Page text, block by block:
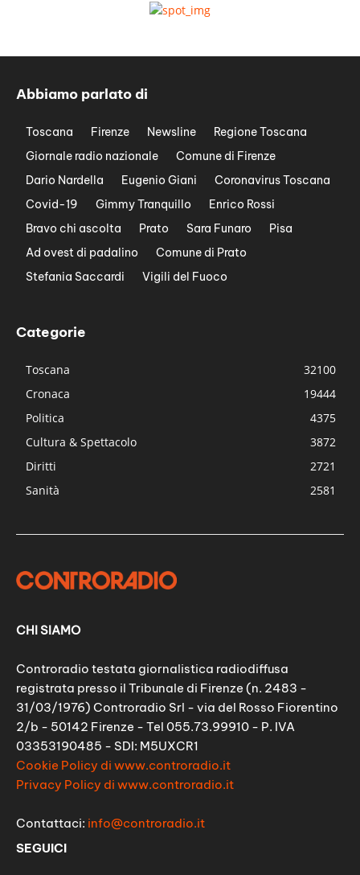
Abbiamo parlato di
Toscana Firenze Newsline
Regione Toscana
Giornale radio nazionale
Comune di Firenze
Dario Nardella
Eugenio Giani
Coronavirus Toscana
Covid-19
Gimmy Tranquillo
Enrico Rossi
Bravo chi ascolta
Prato Sara Funaro
Pisa
Ad ovest di padalino
Comune di Prato
Stefania Saccardi
Vigili del Fuoco
Categorie
Toscana
32100
Cronaca
19444
Politica
4375
Cultura & Spettacolo
3872
Diritti
2721
Sanità
2581
CHI SIAMO
Controradio testata giornalistica radiodiffusa
registrata presso il Tribunale di Firenze (n. 2483 -
31/03/1976) Controradio Srl - via del Rosso Fiorentino
2/b - 50142 Firenze - Tel 055.73.99910 - P. IVA
03353190485 - SDI: M5UXCR1
Cookie Policy di www.controradio.it
Privacy Policy di www.controradio.it
Contattaci: info@controradio.it
SEGUICI